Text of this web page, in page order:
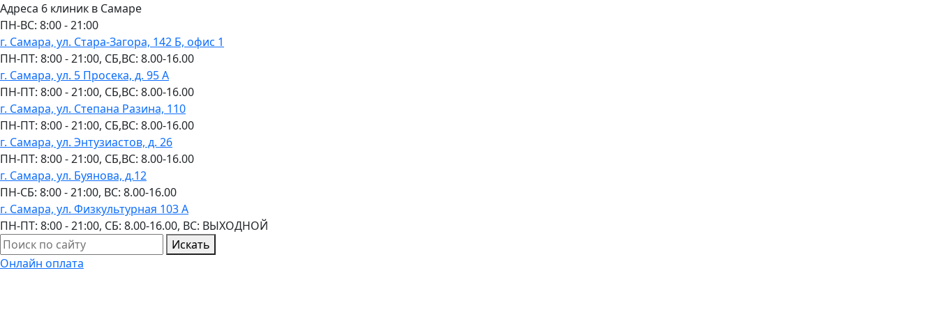
Адреса 6 клиник в Самаре
ПН-ВC: 8:00 - 21:00
г. Самара, ул. Стара-Загора, 142 Б, офис 1
ПН-ПТ: 8:00 - 21:00, СБ,ВС: 8.00-16.00
г. Самара, ул. 5 Просека, д. 95 А
ПН-ПТ: 8:00 - 21:00, СБ,ВС: 8.00-16.00
г. Самара, ул. Степана Разина, 110
ПН-ПТ: 8:00 - 21:00, СБ,ВС: 8.00-16.00
г. Самара, ул. Энтузиастов, д. 26
ПН-ПТ: 8:00 - 21:00, СБ,ВС: 8.00-16.00
г. Самара, ул. Буянова, д.12
ПН-СБ: 8:00 - 21:00, ВС: 8.00-16.00
г. Самара, ул. Физкультурная 103 А
ПН-ПТ: 8:00 - 21:00, СБ: 8.00-16.00, ВС: ВЫХОДНОЙ
Искать
Онлайн оплата